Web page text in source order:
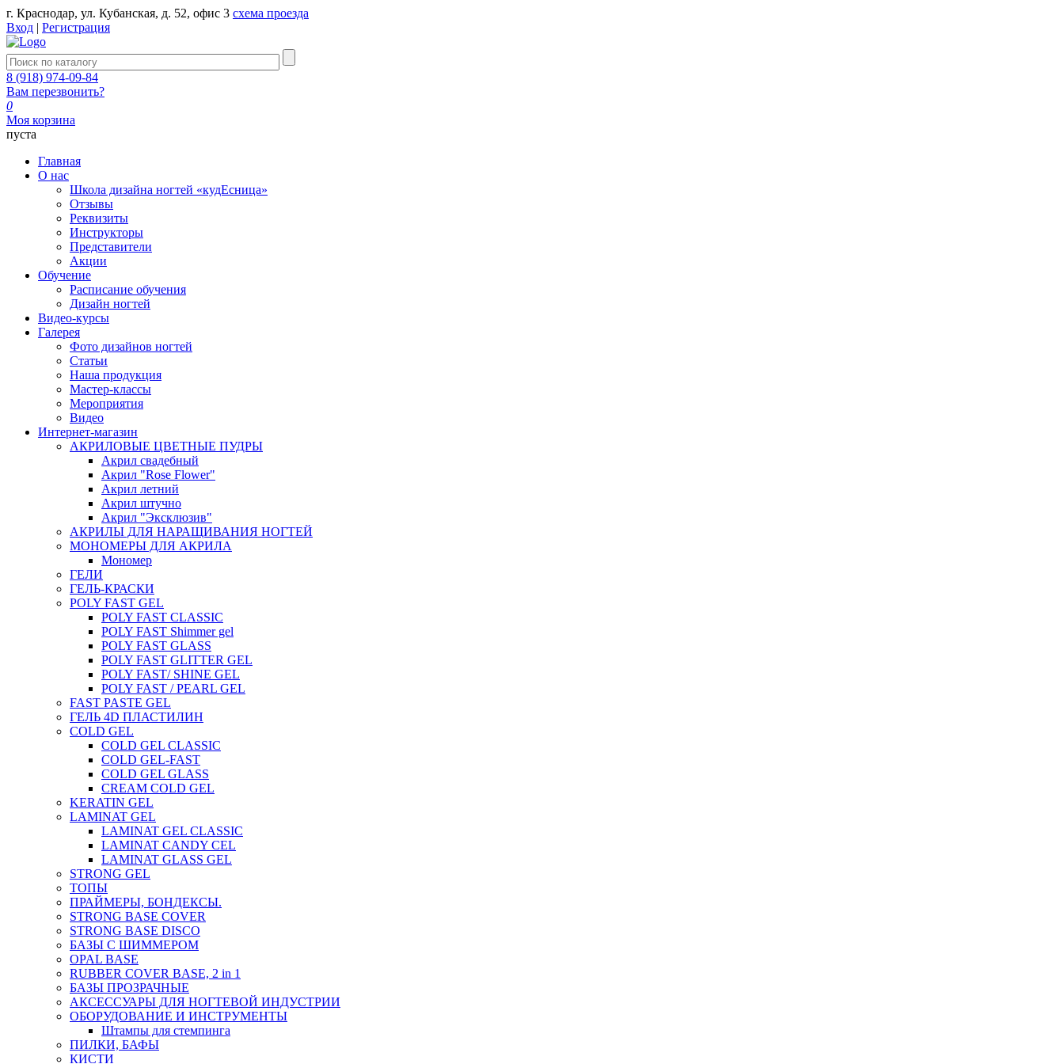
г. Краснодар, ул. Кубанская, д. 52, офис 3 схема проезда
Вход | Регистрация
8 (918) 974-09-84
Вам перезвонить?
0
Моя корзина
пуста
Главная
О нас
Школа дизайна ногтей «кудЕсница»
Отзывы
Реквизиты
Инструкторы
Представители
Акции
Обучение
Расписание обучения
Дизайн ногтей
Видео-курсы
Галерея
Фото дизайнов ногтей
Статьи
Наша продукция
Мастер-классы
Мероприятия
Видео
Интернет-магазин
АКРИЛОВЫЕ ЦВЕТНЫЕ ПУДРЫ
Акрил свадебный
Акрил "Rose Flower"
Акрил летний
Акрил штучно
Акрил "Эксклюзив"
АКРИЛЫ ДЛЯ НАРАЩИВАНИЯ НОГТЕЙ
МОНОМЕРЫ ДЛЯ АКРИЛА
Мономер
ГЕЛИ
ГЕЛЬ-КРАСКИ
POLY FAST GEL
POLY FAST CLASSIC
POLY FAST Shimmer gel
POLY FAST GLASS
POLY FAST GLITTER GEL
POLY FAST/ SHINE GEL
POLY FAST / PEARL GEL
FAST PASTE GEL
ГЕЛЬ 4D ПЛАСТИЛИН
COLD GEL
COLD GEL CLASSIC
COLD GEL-FAST
COLD GEL GLASS
CREAM COLD GEL
KERATIN GEL
LAMINAT GEL
LAMINAT GEL CLASSIС
LAMINAT CANDY CEL
LAMINAT GLASS GEL
STRONG GEL
ТОПЫ
ПРАЙМЕРЫ, БОНДЕКСЫ.
STRONG BASE COVER
STRONG BASE DISCO
БАЗЫ С ШИММЕРОМ
OPAL BASE
RUBBER COVER BASE, 2 in 1
БАЗЫ ПРОЗРАЧНЫЕ
АКСЕССУАРЫ ДЛЯ НОГТЕВОЙ ИНДУСТРИИ
ОБОРУДОВАНИЕ И ИНСТРУМЕНТЫ
Штампы для стемпинга
ПИЛКИ, БАФЫ
КИСТИ